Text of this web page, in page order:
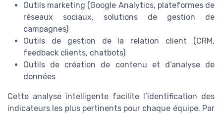
Outils marketing (Google Analytics, plateformes de
réseaux sociaux, solutions de gestion de
campagnes)
Outils de gestion de la relation client (CRM,
feedback clients, chatbots)
Outils de création de contenu et d’analyse de
données
Cette analyse intelligente facilite l’identification des
indicateurs les plus pertinents pour chaque équipe. Par